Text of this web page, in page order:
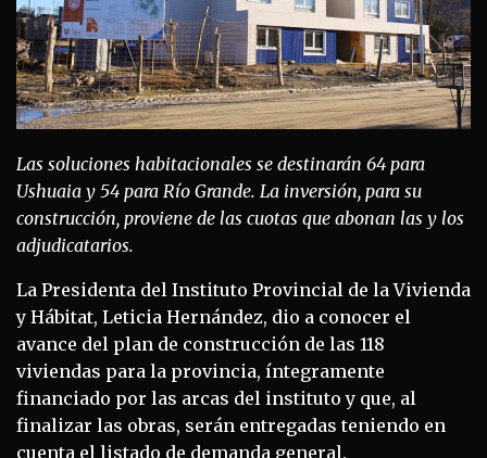
Las soluciones habitacionales se destinarán 64 para
Ushuaia y 54 para Río Grande. La inversión, para su
construcción, proviene de las cuotas que abonan las y los
adjudicatarios.
La Presidenta del Instituto Provincial de la Vivienda
y Hábitat, Leticia Hernández, dio a conocer el
avance del plan de construcción de las 118
viviendas para la provincia, íntegramente
financiado por las arcas del instituto y que, al
finalizar las obras, serán entregadas teniendo en
cuenta el listado de demanda general.